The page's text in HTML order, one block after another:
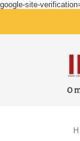
google-site-